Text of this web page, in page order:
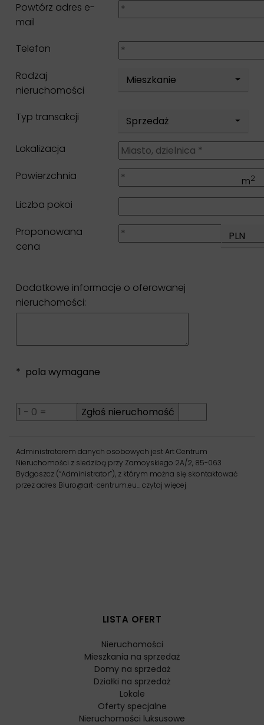
Powtórz adres e-
mail
Telefon
Rodzaj
nieruchomości
Mieszkanie
Typ transakcji Sprzedaż
Lokalizacja
Powierzchnia
m2
Liczba pokoi
Proponowana
cena
PLN
Dodatkowe informacje o oferowanej
nieruchomości:
* pola wymagane
Administratorem danych osobowych jest Art Centrum
Nieruchomości z siedzibą przy Zamoyskiego 2A/2, 85-063
Bydgoszcz (“Administrator”), z którym można się skontaktować
przez adres Biuro@art-centrum.eu…czytaj więcej
LISTA OFERT
Nieruchomości
Mieszkania na sprzedaż
Domy na sprzedaż
Działki na sprzedaż
Lokale
Oferty specjalne
Nieruchomości luksusowe